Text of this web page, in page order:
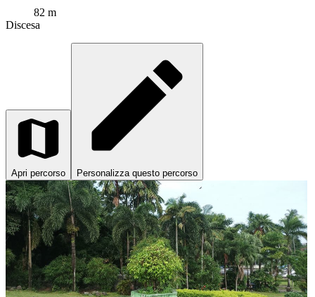
82 m
Discesa
Apri percorso Personalizza questo percorso